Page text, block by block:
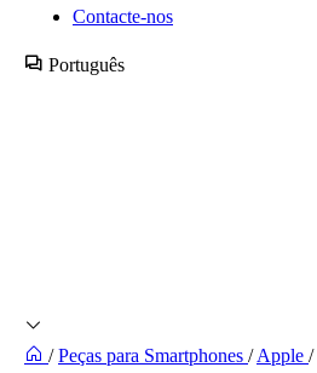
Contacte-nos
Português
/ Peças para Smartphones /Apple /